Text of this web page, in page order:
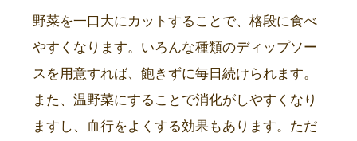
野菜を一口大にカットすることで、格段に食べ
やすくなります。いろんな種類のディップソー
スを用意すれば、飽きずに毎日続けられます。
また、温野菜にすることで消化がしやすくなり
ますし、血行をよくする効果もあります。ただ